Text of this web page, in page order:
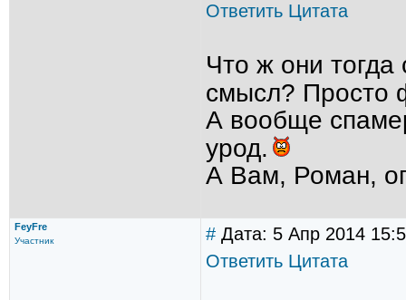
Ответить Цитата
Что ж они
смысл? Просто
А вообще
урод.
А Вам, Роман,
FeyFre
Участник # Дата: 5 Апр 2014
Ответить Цитата